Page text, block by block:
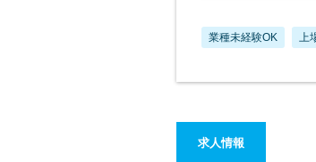
業種未経験OK 上
求人情報